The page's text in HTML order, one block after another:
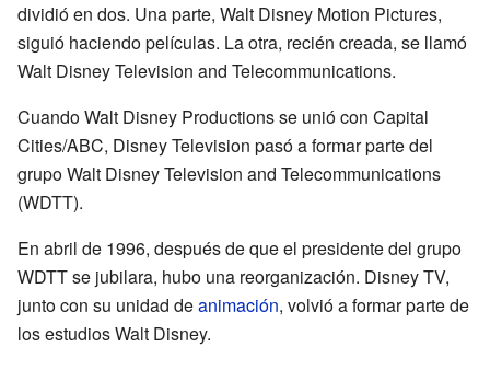
dividió en dos. Una parte, Walt Disney Motion Pictures,
siguió haciendo películas. La otra, recién creada, se llamó
Walt Disney Television and Telecommunications.
Cuando Walt Disney Productions se unió con Capital
Cities/ABC, Disney Television pasó a formar parte del
grupo Walt Disney Television and Telecommunications
(WDTT).
En abril de 1996, después de que el presidente del grupo
WDTT se jubilara, hubo una reorganización. Disney TV,
junto con su unidad deanimación, volvió a formar parte de
los estudios Walt Disney.